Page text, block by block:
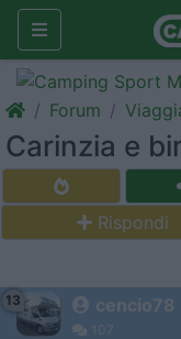
Forum
Carinzia e
Rispondi
13 cencio78
107